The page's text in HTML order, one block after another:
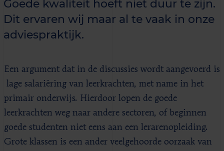
Goede kwaliteit hoeft niet duur te zijn.
Dit ervaren wij maar al te vaak in onze
adviespraktijk.
Een argument dat in de discussies wordt aangevoerd is
lage salariëring van leerkrachten, met name in het
primair onderwijs. Hierdoor lopen de goede
leerkrachten weg naar andere sectoren, of beginnen
goede studenten niet eens aan een lerarenopleiding.
Grote klassen is een ander veelgehoorde oorzaak van